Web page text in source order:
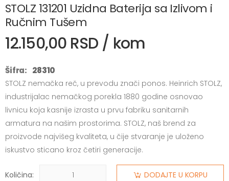
STOLZ 131201 Uzidna Baterija sa Izlivom i
Ručnim Tušem
12.150,00 RSD / kom
Šifra: 28310
STOLZ nemačka reč, u prevodu znači ponos. Heinrich STOLZ,
industrijalac nemačkog porekla 1880 godine osnovao
livnicu koja kasnije izrasta u prvu fabriku sanitarnih
armatura na našim prostorima. STOLZ, naš brend za
proizvode najvišeg kvaliteta, u čije stvaranje je uloženo
iskustvo sticano kroz četiri generacije.
Količina: DODAJTE U KORPU